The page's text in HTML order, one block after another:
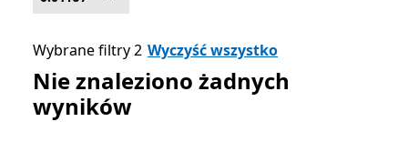
Wybrane filtry 2 Wyczyść wszystko
Nie znaleziono żadnych
wyników